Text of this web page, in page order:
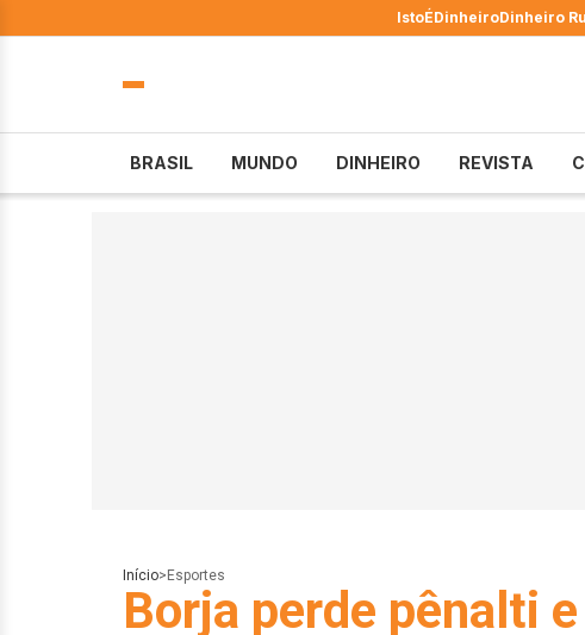
IstoÉDinheiroDinheiro
BRASIL MUNDO DINHEIRO REVISTA
Início> Esportes
Borja perde pênalti